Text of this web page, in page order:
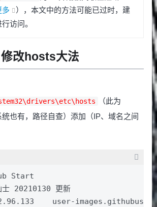
多
），本文中的方法可能已过时，建
访问。
改hosts大法
（此为
也有，路径自查）添加（IP、域名之间
Start
士 20210130 更新
user-